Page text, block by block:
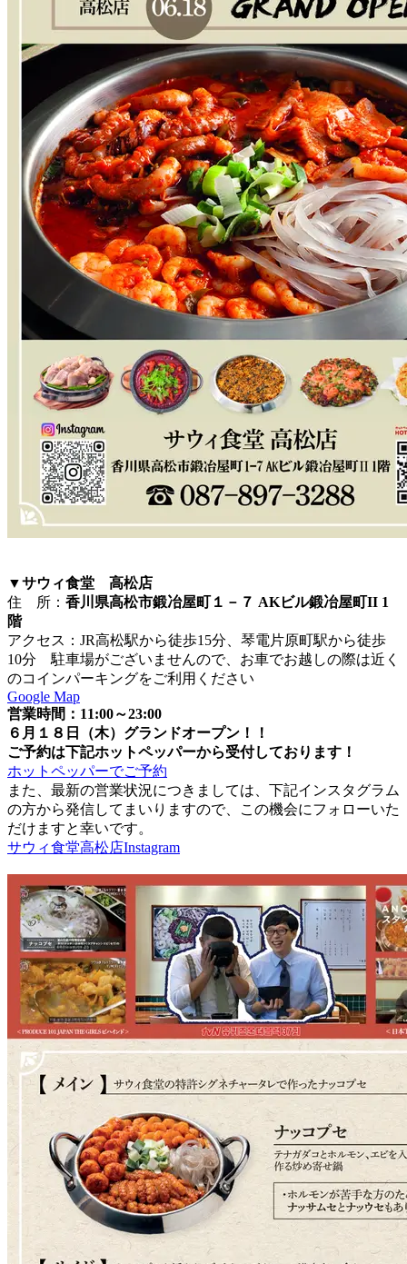
▼サウィ食堂 高松店
住 所： 香川県高松市鍛冶屋町１－７ AKビル鍛冶屋町II 1
階
アクセス：JR高松駅から徒歩15分、琴電片原町駅から徒歩
10分 駐車場がございませんので、お車でお越しの際は近く
のコインパーキングをご利用ください
Google Map
営業時間：11:00～23:00
６月１８日（木）グランドオープン！！
ご予約は下記ホットペッパーから受付しております！
ホットペッパーでご予約
また、最新の営業状況につきましては、下記インスタグラム
の方から発信してまいりますので、この機会にフォローいた
だけますと幸いです。
サウィ食堂高松店Instagram